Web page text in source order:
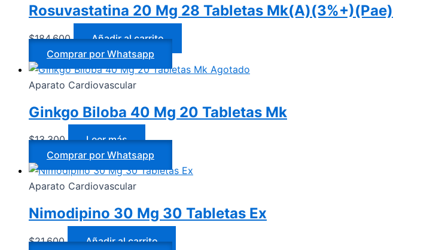
Rosuvastatina 20 Mg 28 Tabletas Mk(A)(3%+)(Pae)
$184.600
Añadir al carrito
Comprar por Whatsapp
Agotado
Aparato Cardiovascular
Ginkgo Biloba 40 Mg 20 Tabletas Mk
$13.300
Leer más
Comprar por Whatsapp
Aparato Cardiovascular
Nimodipino 30 Mg 30 Tabletas Ex
$21.600
Añadir al carrito